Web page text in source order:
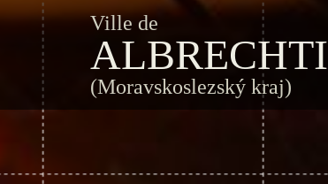
Ville de
(Moravskoslezský kraj)